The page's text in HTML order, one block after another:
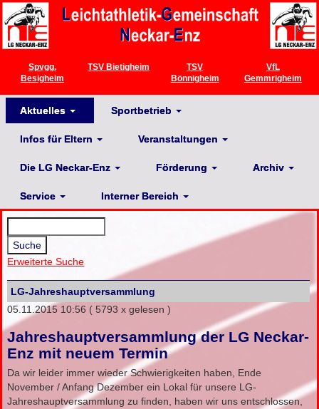
Spvgg.
Besigheim
TSV Bietigheim
TSV
Bönnigheim
VfL
Gemmrigheim
Aktuelles Sportbetrieb
Infos für Eltern Veranstaltungen
Die LG Neckar-Enz Förderung Archiv
Service Interner Bereich
Erweiterte Suche
LG-Jahreshauptversammlung
05.11.2015 10:56 ( 5793 x gelesen )
Jahreshauptversammlung der LG Neckar-
Enz mit neuem Termin
Da wir leider immer wieder Schwierigkeiten haben, Ende
November / Anfang Dezember ein Lokal für unsere LG-
Jahreshauptversammlung zu finden, haben wir uns entschlossen,